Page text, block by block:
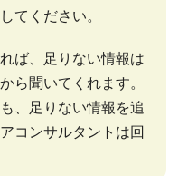
てください。
ば、足りない情報は
ら聞いてくれます。
、足りない情報を追
コンサルタントは回